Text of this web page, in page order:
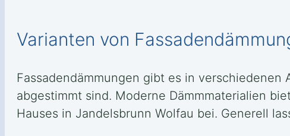
Varianten von
Fassadendämmungen gibt es in
abgestimmt sind. Moderne Dämmmaterialien
Hauses in Jandelsbrunn Wolfau bei. Generell